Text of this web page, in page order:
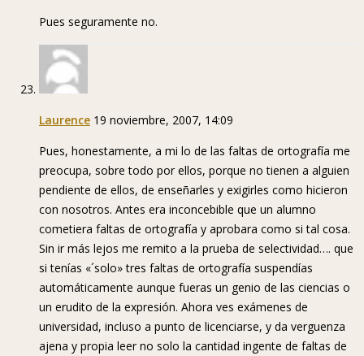
Pues seguramente no.
Laurence 19 noviembre, 2007, 14:09
Pues, honestamente, a mi lo de las faltas de ortografía me
preocupa, sobre todo por ellos, porque no tienen a alguien
pendiente de ellos, de enseñarles y exigirles como hicieron
con nosotros. Antes era inconcebible que un alumno
cometiera faltas de ortografía y aprobara como si tal cosa.
Sin ir más lejos me remito a la prueba de selectividad…. que
si tenías «´solo» tres faltas de ortografía suspendías
automáticamente aunque fueras un genio de las ciencias o
un erudito de la expresión. Ahora ves exámenes de
universidad, incluso a punto de licenciarse, y da verguenza
ajena y propia leer no solo la cantidad ingente de faltas de